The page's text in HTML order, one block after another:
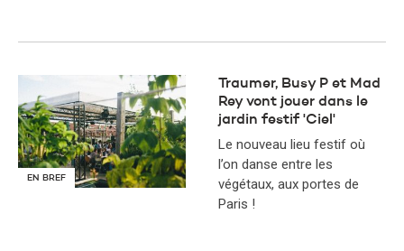
EN BREF
Traumer, Busy P et Mad
Rey vont jouer dans le
jardin festif 'Ciel'
Le nouveau lieu festif où
l’on danse entre les
végétaux, aux portes de
Paris !